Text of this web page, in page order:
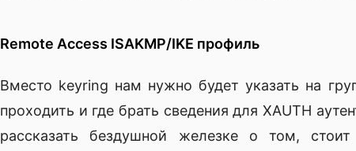
Remote Access ISAKMP/IKE профиль
Вместо keyring нам нужно будет указать на
проходить и где брать сведения для XAUTH
рассказать бездушной железке о том,